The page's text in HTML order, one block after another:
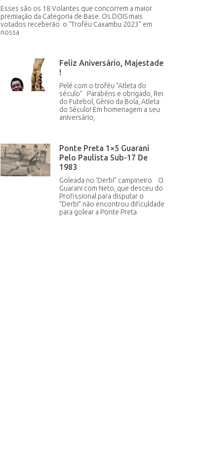
Esses são os 18 Volantes que concorrem a maior
premiação da Categoria de Base. Os DOIS mais
votados receberão o “Troféu Caxambu 2023” em
nossa
Feliz Aniversário, Majestade
!
Pelé com o troféu “Atleta do
século” Parabéns e obrigado, Rei
do Futebol, Gênio da Bola, Atleta
do Século! Em homenagem a seu
aniversário,
Ponte Preta 1×5 Guarani
Pelo Paulista Sub-17 De
1983
Goleada no ‘Derbi” campineiro O
Guarani com Neto, que desceu do
Profissional para disputar o
“Derbi” não encontrou dificuldade
para golear a Ponte Preta